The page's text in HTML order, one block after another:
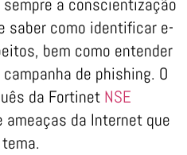
a conscientização
saber como identificar e-
bem como entender
de phishing. O
da Fortinet NSE
da Internet que